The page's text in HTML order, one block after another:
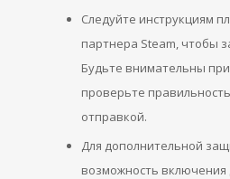
Следуйте инструкциям
партнера Steam, чтобы
Будьте внимательны
проверьте
отправкой.
Для дополнительной
возможность включения